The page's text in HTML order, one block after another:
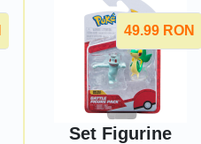
49.99 RON
Set Figurine